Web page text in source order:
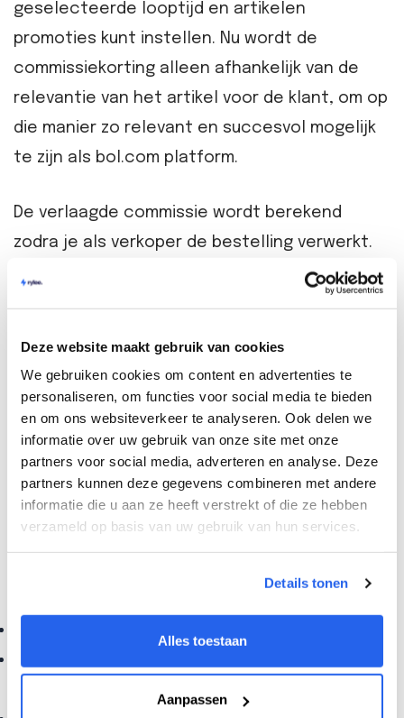
Deze website maakt gebruik van cookies
We gebruiken cookies om content en advertenties te
personaliseren, om functies voor social media te bieden
en om ons websiteverkeer te analyseren. Ook delen we
informatie over uw gebruik van onze site met onze
partners voor social media, adverteren en analyse. Deze
partners kunnen deze gegevens combineren met andere
informatie die u aan ze heeft verstrekt of die ze hebben
verzameld op basis van uw gebruik van hun services.
Details tonen
Alles toestaan
Aanpassen
geselecteerde looptijd en artikelen
promoties kunt instellen. Nu wordt de
commissiekorting alleen afhankelijk van de
relevantie van het artikel voor de klant, om op
die manier zo relevant en succesvol mogelijk
te zijn als bol.com platform.
De verlaagde commissie wordt berekend
zodra je als verkoper de bestelling verwerkt.
Het is dus aan te raden om bestellingen -
bestellingen door bol.com.
Bepaling commissiekorting
Ieder artikel kent een relevantiescore tussen
de 1 en 100, die doorlopend wordt aangepast.